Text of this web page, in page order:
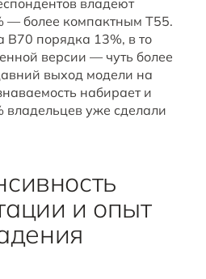
владеют
— более компактным T55.
B70 порядка 13%, в то
версии — чуть более
выход модели на
набирает и
уже сделали
и опыт